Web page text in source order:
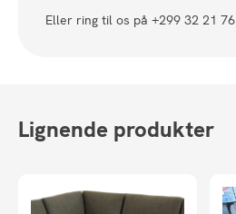
Eller ring til os på +299 32 21 76
Lignende produkter